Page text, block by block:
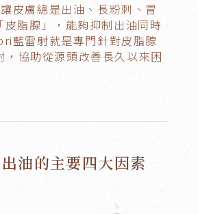
皮膚總是出油、長粉刺、冒
脂腺」，能夠抑制出油同時
藍雷射就是專門針對皮脂腺
，協助從源頭改善長久以來困
油的主要四大因素